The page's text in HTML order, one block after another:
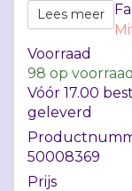
Lees meer
Voorraad
98 op voorraad
Vóór 17.00
geleverd
50008369
Prijs